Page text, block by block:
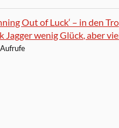
Out of Luck‘ – in den
Jagger wenig Glück, aber